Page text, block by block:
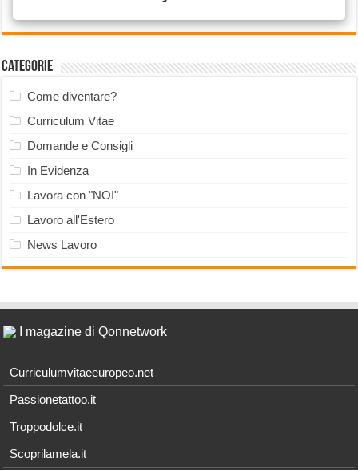
Categorie
Come diventare?
Curriculum Vitae
Domande e Consigli
In Evidenza
Lavora con "NOI"
Lavoro all'Estero
News Lavoro
I magazine di Qonnetwork
Curriculumvitaeeuropeo.net
Passionetattoo.it
Troppodolce.it
Scoprilamela.it